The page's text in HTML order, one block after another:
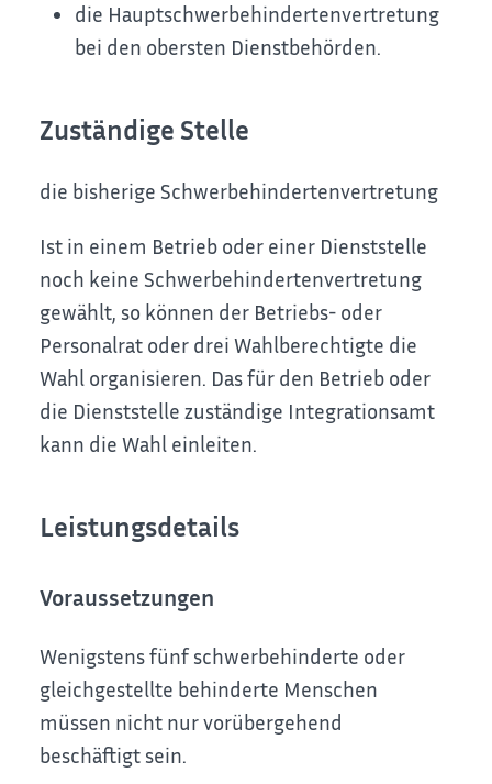
die Hauptschwerbehindertenvertretung
bei den obersten Dienstbehörden.
Zuständige Stelle
die bisherige Schwerbehindertenvertretung
Ist in einem Betrieb oder einer Dienststelle
noch keine Schwerbehindertenvertretung
gewählt, so können der Betriebs- oder
Personalrat oder drei Wahlberechtigte die
Wahl organisieren. Das für den Betrieb oder
die Dienststelle zuständige Integrationsamt
kann die Wahl einleiten.
Leistungsdetails
Voraussetzungen
Wenigstens fünf schwerbehinderte oder
gleichgestellte behinderte Menschen
müssen nicht nur vorübergehend
beschäftigt sein.